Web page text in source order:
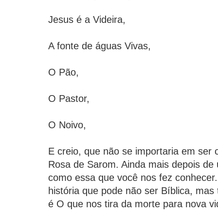
Jesus é a Videira,
A fonte de águas Vivas,
O Pão,
O Pastor,
O Noivo,
E creio, que não se importaria em ser
Rosa de Sarom. Ainda mais depois
como essa que você nos fez
história que pode não ser Bíblica,
é O que nos tira da morte para nova